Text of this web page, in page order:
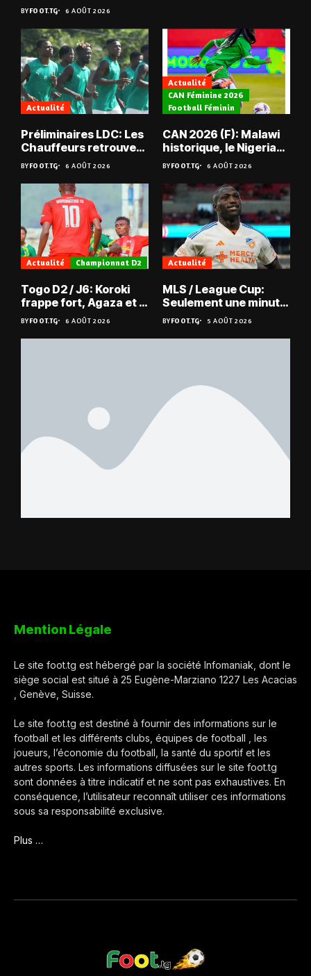
BYFOOT.TG 6 AOÛT 2026
Actualité
Préliminaires LDC: Les
Chauffeurs retrouvent
les Mimos
BYFOOT.TG 6 AOÛT 2026
Actualité
CAN Féminine 2026
Football Féminin
CAN 2026 (F): Malawi
historique, le Nigeria
sauvé, la Zambie
éliminée
BYFOOT.TG 6 AOÛT 2026
Actualité Championnat D2
Togo D2 / J6: Koroki
frappe fort, Agaza et la
JCA assurent,
suspense avant Sara
FC – Doumbé FC
BYFOOT.TG 6 AOÛT 2026
Actualité
MLS / League Cup:
Seulement une minute
de jeu pour Kévin
Denkey
BYFOOT.TG 5 AOÛT 2026
Mention Légale
Le site foot.tg est hébergé par la société Infomaniak, dont le
siège social est situé à 25 Eugène-Marziano 1227 Les Acacias
, Genève, Suisse.
Le site foot.tg est destiné à fournir des informations sur le
football et les différents clubs, équipes de football , les
joueurs, l’économie du football, la santé du sportif et les
autres sports. Les informations diffusées sur le site foot.tg
sont données à titre indicatif et ne sont pas exhaustives. En
conséquence, l’utilisateur reconnaît utiliser ces informations
sous sa responsabilité exclusive.
Plus …